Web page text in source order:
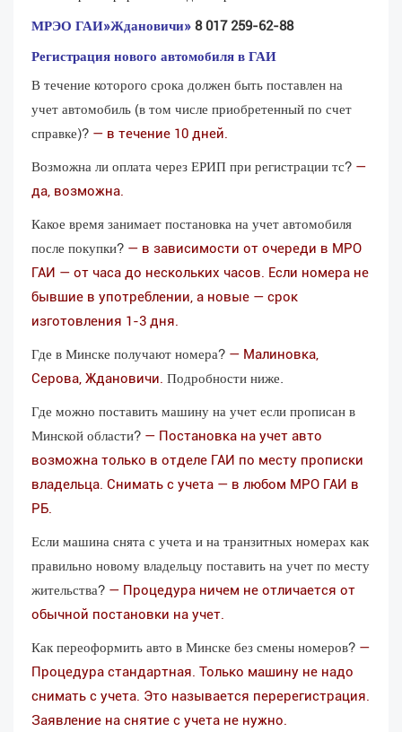
МРЭО ГАИ»Ждановичи» 8 017 259-62-88
Регистрация нового автомобиля в ГАИ
В течение которого срока должен быть поставлен на
учет автомобиль (в том числе приобретенный по счет
справке)? — в течение 10 дней.
Возможна ли оплата через ЕРИП при регистрации тс? —
да, возможна.
Какое время занимает постановка на учет автомобиля
после покупки? — в зависимости от очереди в МРО
ГАИ — от часа до нескольких часов. Если номера не
бывшие в употреблении, а новые — срок
изготовления 1-3 дня.
Где в Минске получают номера? — Малиновка,
Серова, Ждановичи. Подробности ниже.
Где можно поставить машину на учет если прописан в
Минской области? — Постановка на учет авто
возможна только в отделе ГАИ по месту прописки
владельца. Снимать с учета — в любом МРО ГАИ в
РБ.
Если машина снята с учета и на транзитных номерах как
правильно новому владельцу поставить на учет по месту
жительства? — Процедура ничем не отличается от
обычной постановки на учет.
Как переоформить авто в Минске без смены номеров? —
Процедура стандартная. Только машину не надо
снимать с учета. Это называется перерегистрация.
Заявление на снятие с учета не нужно.